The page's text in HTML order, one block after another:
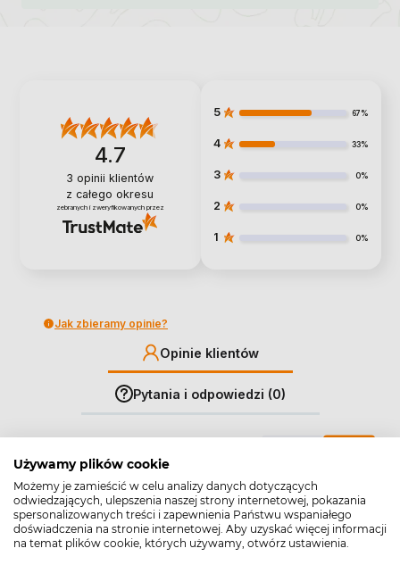
Używamy plików cookie
Możemy je zamieścić w celu analizy danych dotyczących
odwiedzających, ulepszenia naszej strony internetowej, pokazania
spersonalizowanych treści i zapewnienia Państwu wspaniałego
doświadczenia na stronie internetowej. Aby uzyskać więcej informacji
na temat plików cookie, których używamy, otwórz ustawienia.
4.7
3 opinii klientów
z całego okresu
zebranych i zweryfikowanych przez
5 67%
4 33%
3 0%
2 0%
1 0%
Jak zbieramy opinie?
Opinie klientów
Pytania i odpowiedzi (0)
Małgorzata zweryfikowano